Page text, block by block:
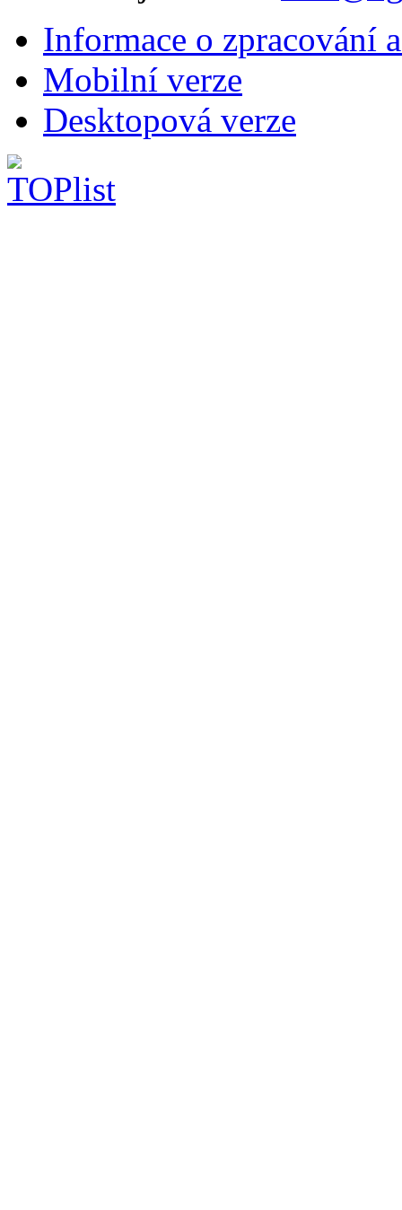
Informace o zpracování
Mobilní verze
Desktopová verze